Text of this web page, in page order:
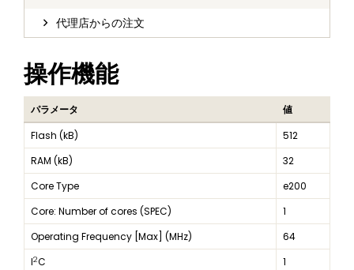
代理店からの注文
操作機能
パラメータ
値
Flash (kB)
512
RAM (kB)
32
Core Type
e200
Core: Number of cores (SPEC)
1
Operating Frequency [Max] (MHz)
64
I2C 1